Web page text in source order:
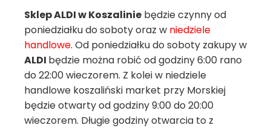
Sklep ALDI w Koszalinie będzie czynny od
poniedziałku do soboty oraz w niedziele
handlowe. Od poniedziałku do soboty zakupy w
ALDI będzie można robić od godziny 6:00 rano
do 22:00 wieczorem. Z kolei w niedziele
handlowe koszaliński market przy Morskiej
będzie otwarty od godziny 9:00 do 20:00
wieczorem. Długie godziny otwarcia to z